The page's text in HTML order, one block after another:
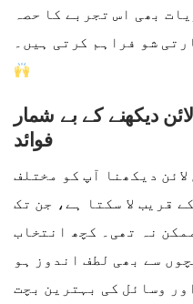
بھی اس تجربے کا حصہ
شو فراہم کرتی ہیں۔
دیکھنے کے بے شمار
فوائد
دیکھنا آپ کو مختلف
قریب لا سکتا ہے، جن تک
نہ تھی۔ کچھ انتخاب
سے بھی لطف اندوز ہو
وسائل کی بہترین بچت